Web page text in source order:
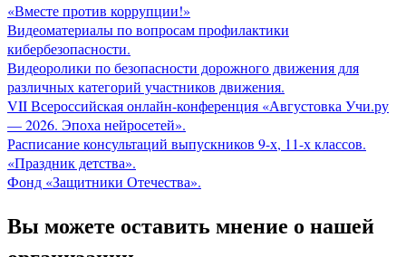
«Вместе против коррупции!»
Видеоматериалы по вопросам профилактики
кибербезопасности.
Видеоролики по безопасности дорожного движения для
различных категорий участников движения.
VII Всероссийская онлайн-конференция «Августовка Учи.ру
— 2026. Эпоха нейросетей».
Расписание консультаций выпускников 9-х, 11-х классов.
«Праздник детства».
Фонд «Защитники Отечества».
Вы можете оставить мнение о нашей